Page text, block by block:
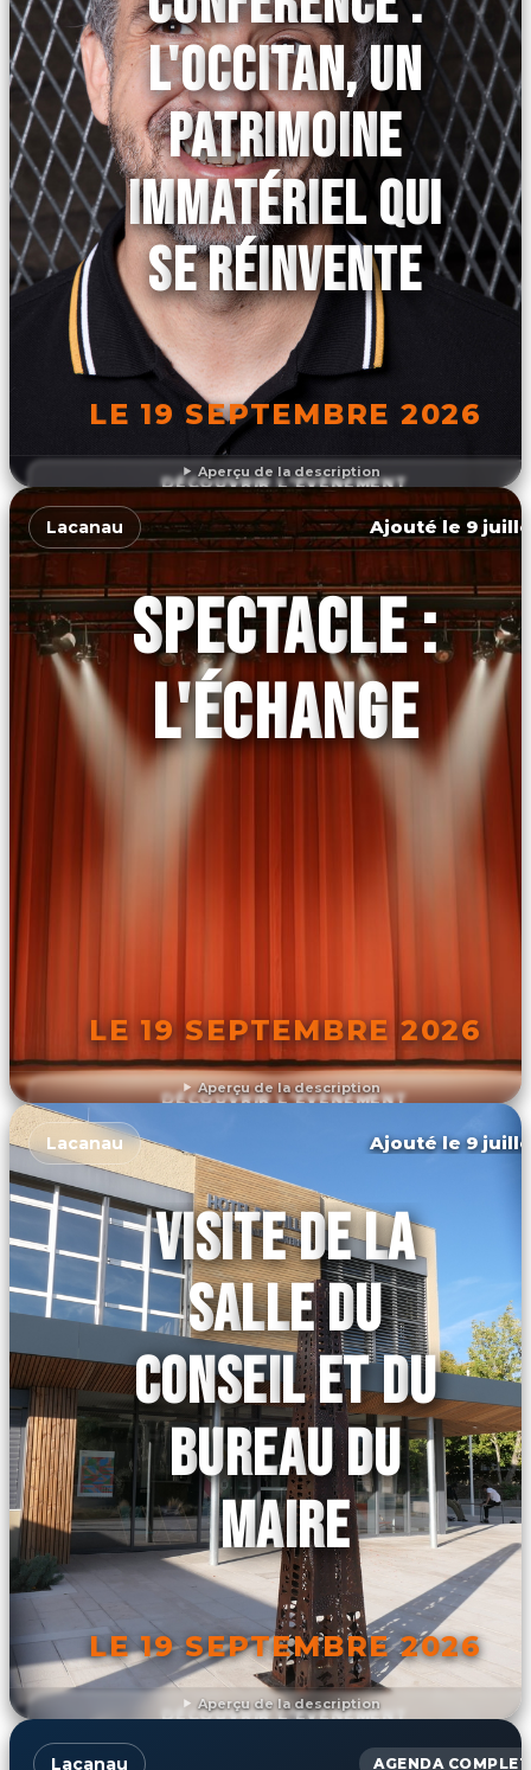
Aperçu de la description
L'OCCITAN, UN
PATRIMOINE
IMMATÉRIEL QUI
SE RÉINVENTE
LE 19 SEPTEMBRE 2026
DÉCOUVRIR L'ÉVÉNEMENT
Aperçu de la description
Lacanau Ajouté le 9
SPECTACLE :
L'ÉCHANGE
LE 19 SEPTEMBRE 2026
DÉCOUVRIR L'ÉVÉNEMENT
Aperçu de la description
Lacanau Ajouté le 9
VISITE DE LA
SALLE DU
CONSEIL ET DU
BUREAU DU
MAIRE
LE 19 SEPTEMBRE 2026
DÉCOUVRIR L'ÉVÉNEMENT
Lacanau AGENDA COMPLET